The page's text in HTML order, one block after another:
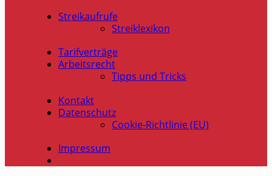
Streikaufrufe
Streiklexikon
Tarifverträge
Arbeitsrecht
Tipps und Tricks
Kontakt
Datenschutz
Cookie-Richtlinie (EU)
Impressum